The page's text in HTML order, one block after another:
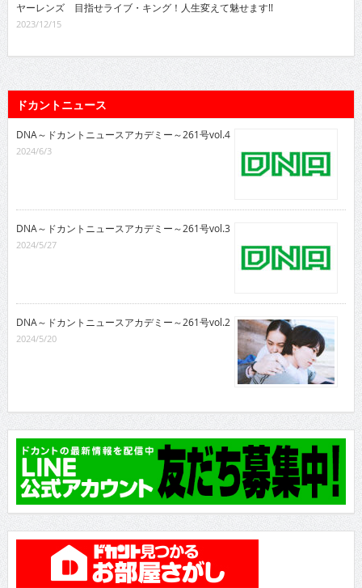
ヤーレンズ 目指せライブ・キング！人生変えて魅せます!!
2023/12/15
ドカントニュース
DNA～ドカントニュースアカデミー～261号vol.4
2024/6/3
DNA～ドカントニュースアカデミー～261号vol.3
2024/5/27
DNA～ドカントニュースアカデミー～261号vol.2
2024/5/20